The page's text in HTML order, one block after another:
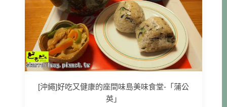
[沖繩]好吃又健康的座間味島美味食堂-「蒲公
英」